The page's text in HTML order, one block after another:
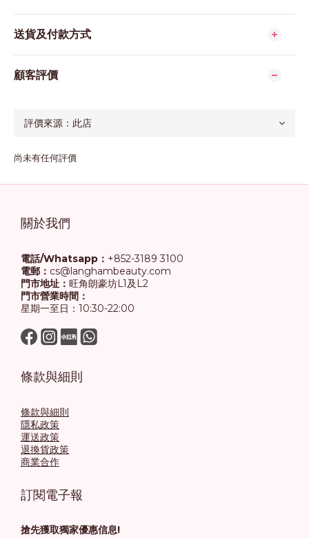
送貨及付款方式
顧客評價
尚未有任何評價
關於我們
電話/Whatsapp： +852-3189 3100
電郵： cs@langhambeauty.com
門市地址： 旺角朗豪坊L1及L2
門市營業時間：
星期一至日：10:30-22:00
條款與細則
條款與細則
隱私政策
運送政策
退換貨政策
商業合作
訂閱電子報
搶先獲取獨家優惠信息!